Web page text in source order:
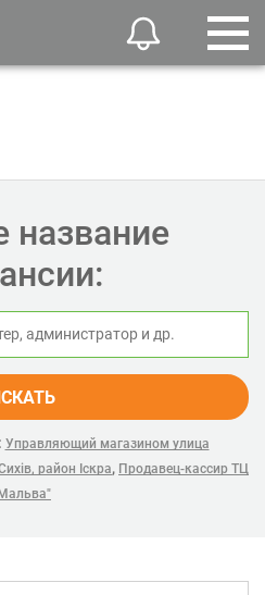
название
Управляющий магазином улица
район Іскра, Продавец-кассир ТЦ